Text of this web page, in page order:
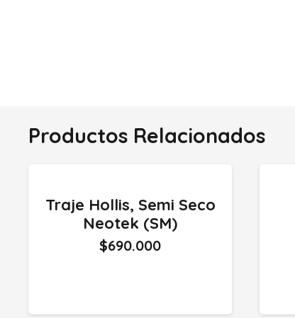
Productos Relacionados
Traje Hollis, Semi Seco
Neotek (SM)
$690.000